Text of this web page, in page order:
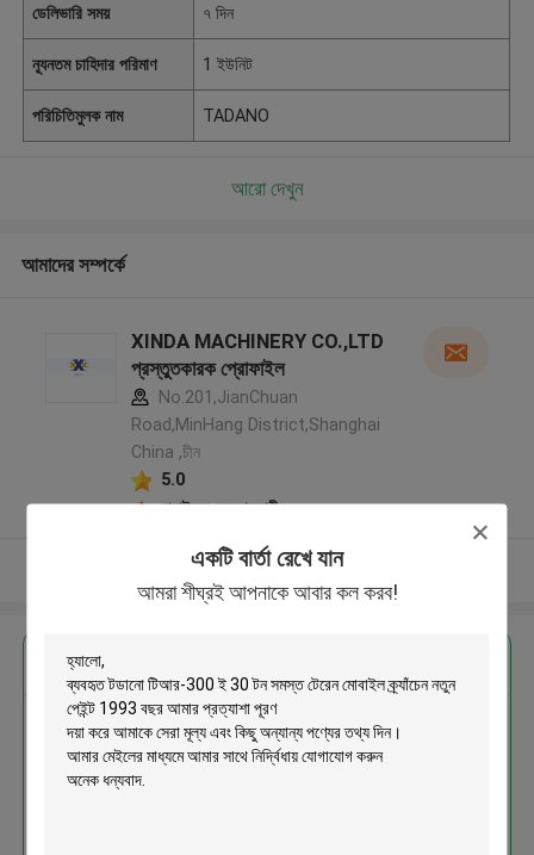
একটি বার্তা রেখে যান
আমরা শীঘ্রই আপনাকে আবার কল করব!
ডেলিভারি সময় ৭ দিন
ন্যূনতম চাহিদার পরিমাণ 1 ইউনিট
পরিচিতিমুলক নাম TADANO
আরো দেখুন
আমাদের সম্পর্কে
XINDA MACHINERY CO.,LTD
প্রস্তুতকারক প্রোফাইল
No.201,JianChuan
Road,MinHang District,Shanghai
China ,চীন
5.0
যাচাইকৃত সরবরাহকারী
আরো দেখুন
ব্যবহৃত টডানো টিআর-300 ই 30 টন সমস্ত
টেরেন মোবাইল ক্র্যাঁচেন নতুন পেইন্ট 1993